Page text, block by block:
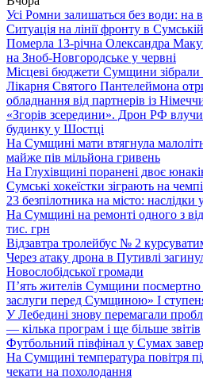
Усі Ромни залишаться без води: на
Ситуація на лінії фронту в
Померла 13-річна Олександра
на Зноб-Новгородське у червні
Місцеві бюджети Сумщини зібрали
Лікарня Святого Пантелеймона
обладнання від партнерів із
«Згорів зсередини». Дрон РФ
будинку у Шостці
На Сумщині мати втягнула
майже пів мільйона гривень
На Глухівщині поранені двоє
Сумські хокеїстки зіграють на
23 безпілотника на місто:
На Сумщині на ремонті одного з
тис. грн
Відзавтра тролейбус № 2
Через атаку дрона в Путивлі
Новослобідської громади
П’ять жителів Сумщини посмертно
заслуги перед Сумщиною» І
У Лебедині знову перемагали
— кілька програм і ще більше звітів
Футбольний півфінал у Сумах
На Сумщині температура повітря
чекати на похолодання